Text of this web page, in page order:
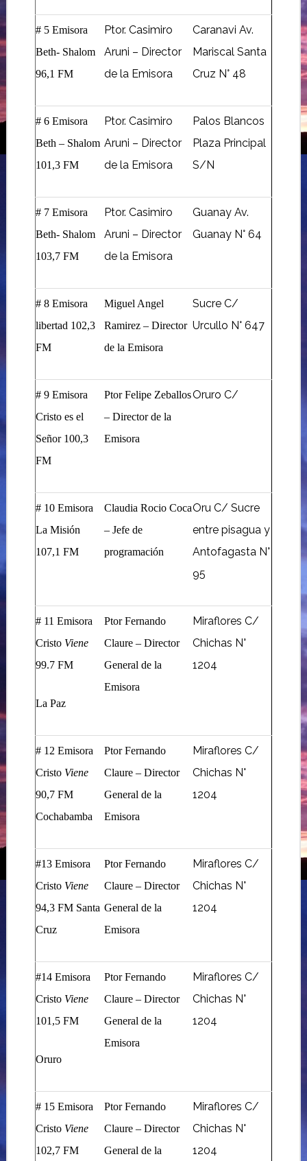
# 5 Emisora
Beth- Shalom
96,1 FM
Ptor. Casimiro
Aruni – Director
de la Emisora
Caranavi Av.
Mariscal Santa
Cruz N° 48
# 6 Emisora
Beth – Shalom
101,3 FM
Ptor. Casimiro
Aruni – Director
de la Emisora
Palos Blancos
Plaza Principal
S/N
# 7 Emisora
Beth- Shalom
103,7 FM
Ptor. Casimiro
Aruni – Director
de la Emisora
Guanay Av.
Guanay N° 64
# 8 Emisora
libertad 102,3
FM
Miguel Angel
Ramirez – Director
de la Emisora
Sucre C/
Urcullo N° 647
# 9 Emisora
Cristo es el
Señor 100,3
FM
Ptor Felipe Zeballos
– Director de la
Emisora
Oruro C/
# 10 Emisora
La Misión
107,1 FM
Claudia Rocio Coca
– Jefe de
programación
Oru C/ Sucre
entre pisagua y
Antofagasta N°
95
# 11 Emisora
Cristo Viene
99.7 FM
La Paz
Ptor Fernando
Claure – Director
General de la
Emisora
Miraflores C/
Chichas N°
1204
# 12 Emisora
Cristo Viene
90,7 FM
Cochabamba
Ptor Fernando
Claure – Director
General de la
Emisora
Miraflores C/
Chichas N°
1204
#13 Emisora
Cristo Viene
94,3 FM Santa
Cruz
Ptor Fernando
Claure – Director
General de la
Emisora
Miraflores C/
Chichas N°
1204
#14 Emisora
Cristo Viene
101,5 FM
Oruro
Ptor Fernando
Claure – Director
General de la
Emisora
Miraflores C/
Chichas N°
1204
# 15 Emisora
Cristo Viene
102,7 FM
Ptor Fernando
Claure – Director
General de la
Miraflores C/
Chichas N°
1204